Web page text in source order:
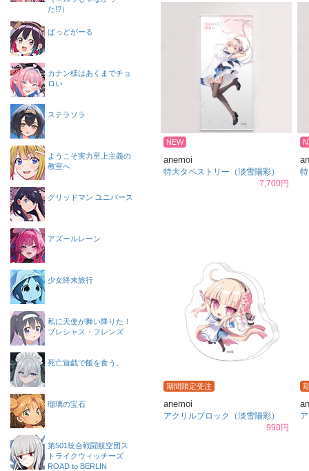
NEW
anemoi
特大タペストリー（淡雪陽彩）
7,700円
期間限定受注
anemoi
アクリルブロック（淡雪陽彩）
990円
た!?）
ばっどがーる
カナン様はあくまでチョ
ロい
ステラソラ
ようこそ実力至上主義の
教室へ
グリッドマン ユニバース
アズールレーン
少女終末旅行
私に天使が舞い降りた！
プレシャス・フレンズ
死亡遊戯で飯を食う。
瑠璃の宝石
第501統合戦闘航空団ス
トライクウィッチーズ
ROAD to BERLIN